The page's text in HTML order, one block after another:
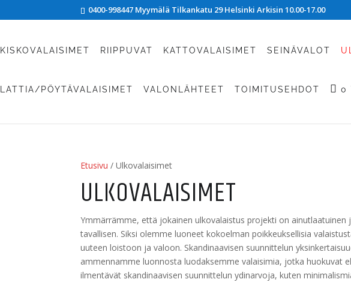
0400-998447 Myymälä Tilkankatu 29 Helsinki Arkisin 10.00-17.00
KISKOVALAISIMET RIIPPUVAT KATTOVALAISIMET SEINÄVALOT
LATTIA/PÖYTÄVALAISIMET VALONLÄHTEET TOIMITUSEHDOT 0
Etusivu / Ulkovalaisimet
ULKOVALAISIMET
Ymmärrämme, että jokainen ulkovalaistus projekti on
tavallisen. Siksi olemme luoneet kokoelman poikkeuksellisia
uuteen loistoon ja valoon. Skandinaavisen suunnittelun
ammennamme luonnosta luodaksemme valaisimia, jotka huokuvat
ilmentävät skandinaavisen suunnittelun ydinarvoja, kuten